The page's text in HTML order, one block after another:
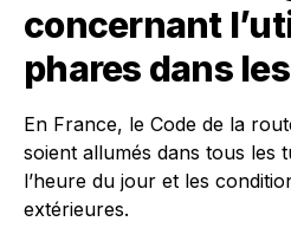
concernant
phares dans
En France, le Code de la
soient allumés dans tous les
l’heure du jour et les
extérieures.